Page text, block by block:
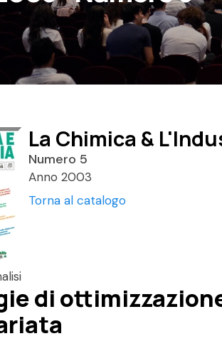
La Chimica &
Numero 5
Anno 2003
Torna al catalogo
di